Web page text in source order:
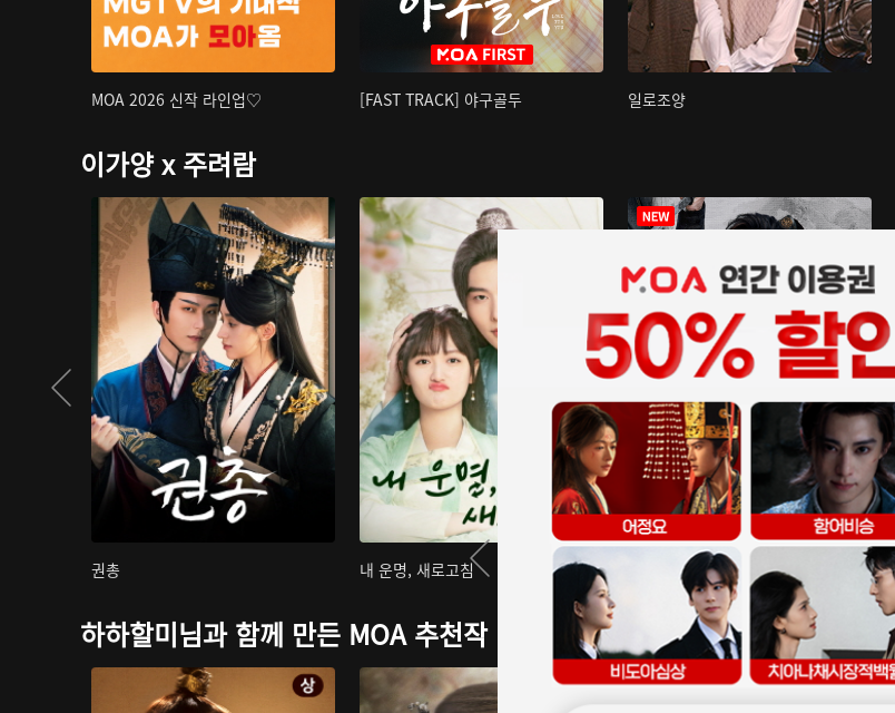
MOA 2026 신작 라인업♡ [FAST TRACK] 야구골두 일로조양
이가양 x 주려람
권총 내 운명, 새로고침
하하할미님과 함께 만든 MOA 추천작